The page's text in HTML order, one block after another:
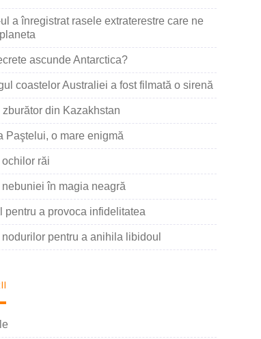
a înregistrat rasele extraterestre care ne
ascunde Antarctica?
coastelor Australiei a fost filmată o sirenă
zburător din Kazakhstan
Paştelui, o mare enigmă
ochilor răi
nebuniei în magia neagră
pentru a provoca infidelitatea
nodurilor pentru a anihila libidoul